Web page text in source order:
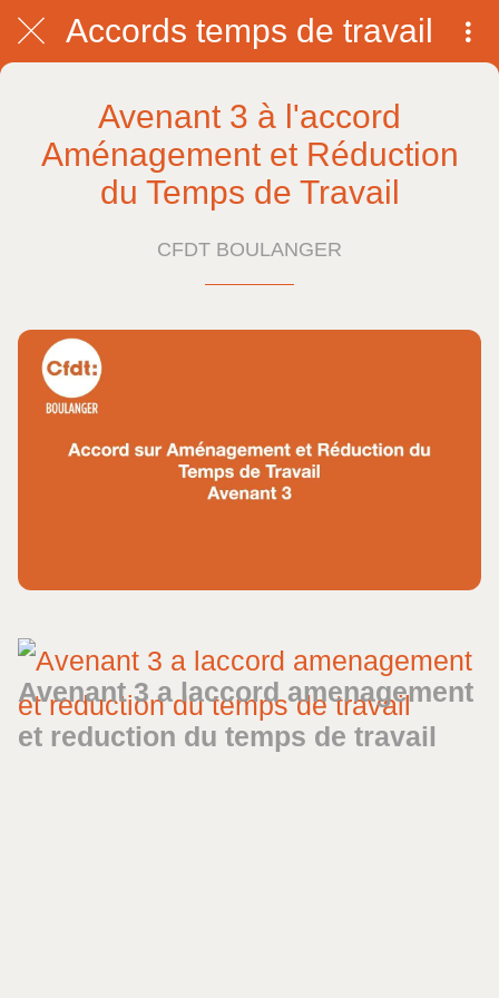
Accords temps de travail
Avenant 3 à l'accord
Aménagement et Réduction
du Temps de Travail
CFDT BOULANGER
Avenant 3 a laccord amenagement
et reduction du temps de travail